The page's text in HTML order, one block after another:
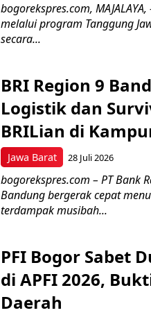
bogorekspres.com,
melalui program Tanggung
secara...
Jawa Barat
BRI Region 9
Logistik dan
BRILian di
28 Juli 2026
bogorekspres.com – PT Bank
Bandung bergerak cepat
terdampak musibah...
PFI Bogor Sabet
di APFI 2026,
Daerah